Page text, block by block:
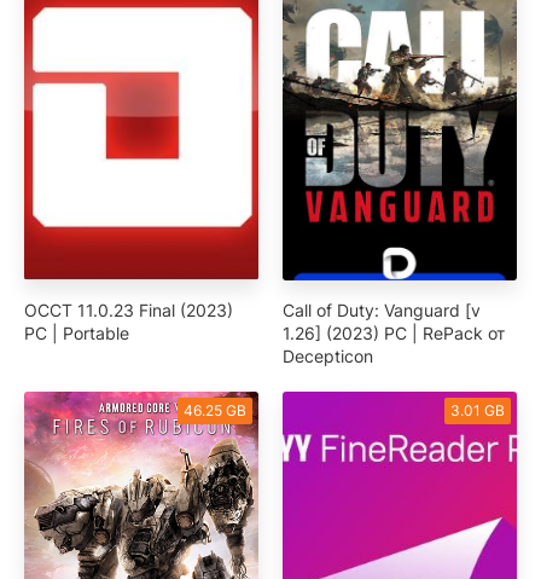
OCCT 11.0.23 Final (2023)
PC | Portable
Call of Duty: Vanguard [v
1.26] (2023) PC | RePack от
Decepticon
46.25 GB 3.01 GB